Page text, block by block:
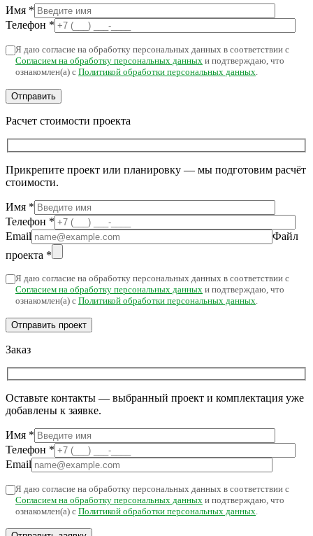
Имя *
Телефон *
Я даю согласие на обработку персональных данных в соответствии с
Согласием на обработку персональных данных и подтверждаю, что
ознакомлен(а) с Политикой обработки персональных данных.
Расчет стоимости проекта
Прикрепите проект или планировку — мы подготовим расчёт
стоимости.
Имя *
Телефон *
Email
Файл
проекта *
Я даю согласие на обработку персональных данных в соответствии с
Согласием на обработку персональных данных и подтверждаю, что
ознакомлен(а) с Политикой обработки персональных данных
Заказ
Оставьте контакты — выбранный проект и комплектация уже
добавлены к заявке.
Имя *
Телефон *
Email
Я даю согласие на обработку персональных данных в соответствии с
Согласием на обработку персональных данных и подтверждаю, что
ознакомлен(а) с Политикой обработки персональных данных.